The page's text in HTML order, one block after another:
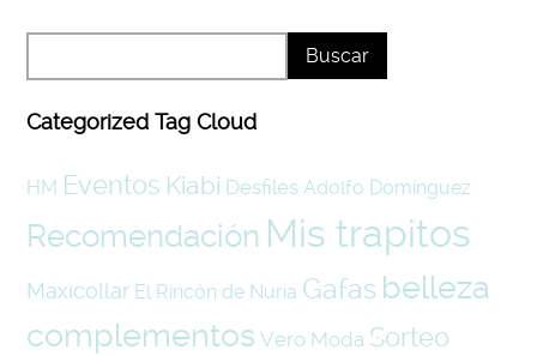
Categorized Tag Cloud
HM Eventos Kiabi Desfiles Adolfo Domínguez
Recomendación Mis trapitos
Maxicollar El Rincón de Nuria Gafas belleza
complementos Vero Moda Sorteo